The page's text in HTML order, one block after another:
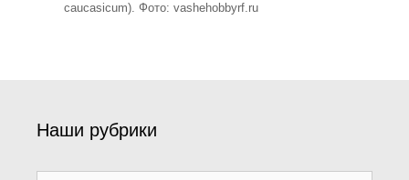
caucasicum). Фото: vashehobbyrf.ru
Наши рубрики